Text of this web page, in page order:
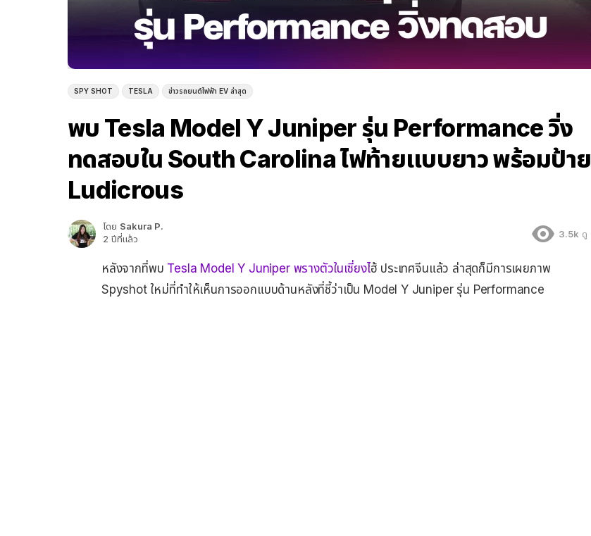
SPY SHOT TESLA ข่าวรถยนต์ไฟฟ้า EV ล่าสุด
พบ Tesla Model Y Juniper รุ่น Performance วิ่ง
ทดสอบใน South Carolina ไฟท้ายแบบยาว พร้อมป้าย
Ludicrous
โดย Sakura P.
2 ปีที่แล้ว
3.5k ดู
หลังจากที่พบ Tesla Model Y Juniper พรางตัวในเซี่ยงไฮ้ ประเทศจีนแล้ว ล่าสุดก็มีการเผยภาพ
Spyshot ใหม่ที่ทำให้เห็นการออกแบบด้านหลังที่ชี้ว่าเป็น Model Y Juniper รุ่น Performance